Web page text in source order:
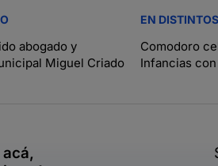
abogado y
Miguel Criado
EN
Comodoro
Infancias